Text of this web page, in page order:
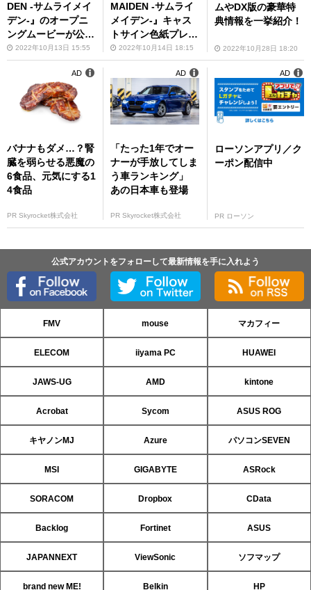
DEN -サムライメイ
デン-』のオープニ
ングムービーが公
開！2022年10月13日 15:55
MAIDEN -サムライ
メイデン-』キャス
トサイン色紙プレゼ
ントキャンペーンが
開催
2022年10月14日 18:15
ムやDX版の豪華特
典情報を一挙紹介！
2022年10月28日 18:20
バナナもダメ…？腎
臓を弱らせる悪魔の
6食品、元気にする1
4食品
PR Skyrocket株式会社
AD
「たった1年でオー
ナーが手放してしま
う車ランキング」
あの日本車も登場
PR Skyrocket株式会社
AD
ローソンアプリ／ク
ーポン配信中
PR ローソン
AD
公式アカウントをフォローして最新情報を手に入れよう
FMV mouse マカフィー
ELECOM iiyama PC HUAWEI
JAWS-UG AMD kintone
Acrobat Sycom ASUS ROG
キヤノンMJ Azure パソコンSEVEN
MSI GIGABYTE ASRock
SORACOM Dropbox CData
Backlog Fortinet ASUS
JAPANNEXT ViewSonic ソフマップ
brand new ME! Belkin HP